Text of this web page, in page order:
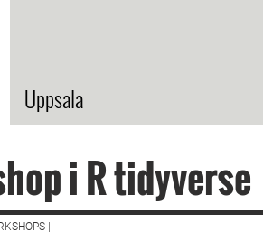
Uppsala
i R tidyverse
|